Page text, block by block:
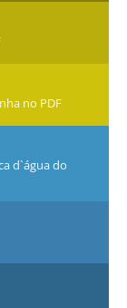
no PDF
d`água do